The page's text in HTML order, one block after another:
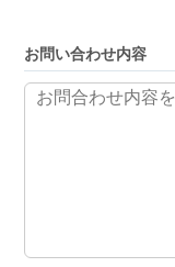
お問い合わせ内容